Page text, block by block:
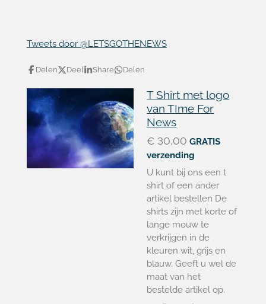
Tweets door @LETSGOTHENEWS
Delen Deel Share Delen
T Shirt met logo
van TIme For
News
€ 30,00 GRATIS
verzending
U kunt bij ons een t
shirt of een ander
artikel bestellen De
shirts zijn met korte of
lange mouw te
verkrijgen in de
kleuren wit, grijs en
blauw. Geeft u wel de
maat van het
bestelde artikel op.